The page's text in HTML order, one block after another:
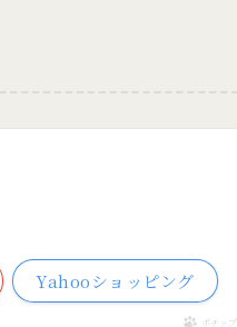
Yahooショッピング
ポチップ